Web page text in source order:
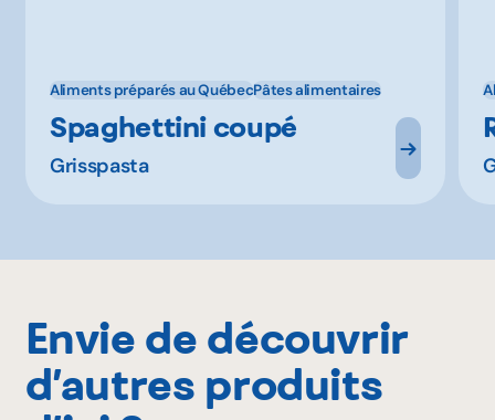
Aliments préparés au QuébecPâtes alimentaires
Spaghettini coupé
Grisspasta
Envie de découvrir
d’autres produits